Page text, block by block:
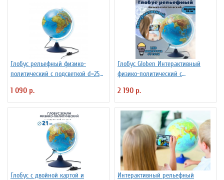
Глобус рельефный физико-
политический с подсветкой d=25
1 090 р.
Глобус Globen Интерактивный
физико-политический с
2 190 р.
Глобус с двойной картой и
Интерактивный рельефный